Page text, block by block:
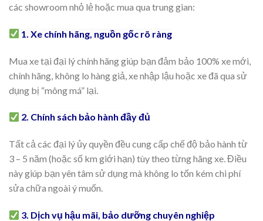
các showroom nhỏ lẻ hoặc mua qua trung gian:
1. Xe chính hãng, nguồn gốc rõ ràng
Mua xe tại đại lý chính hãng giúp bạn đảm bảo 100% xe mới,
chính hãng, không lo hàng giả, xe nhập lậu hoặc xe đã qua sử
dụng bị “mông má” lại.
2. Chính sách bảo hành đầy đủ
Tất cả các đại lý ủy quyền đều cung cấp chế độ bảo hành từ
3 – 5 năm (hoặc số km giới hạn) tùy theo từng hãng xe. Điều
này giúp bạn yên tâm sử dụng mà không lo tốn kém chi phí
sửa chữa ngoài ý muốn.
3. Dịch vụ hậu mãi, bảo dưỡng chuyên nghiệp